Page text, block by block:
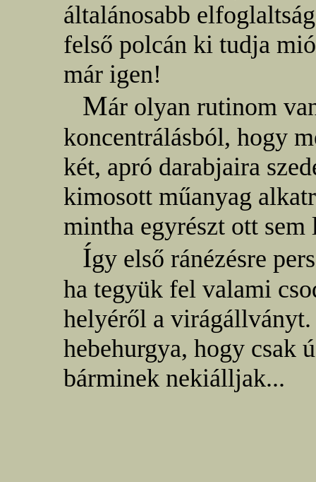
általánosabb
felső polcán ki tudja
már igen!
Már olyan rutinom
koncentrálásból, hogy
két, apró darabjaira
kimosott műanyag
mintha egyrészt ott sem
Így első ránézésre
ha tegyük fel valami
helyéről a virágállványt.
hebehurgya, hogy csak
bárminek nekiálljak...